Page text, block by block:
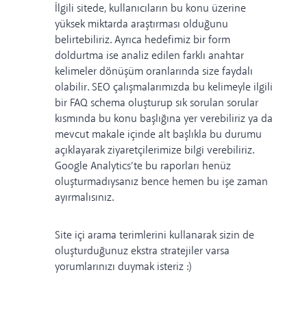
İlgili sitede, kullanıcıların bu konu üzerine
yüksek miktarda araştırması olduğunu
belirtebiliriz. Ayrıca hedefimiz bir form
doldurtma ise analiz edilen farklı anahtar
kelimeler dönüşüm oranlarında size faydalı
olabilir. SEO çalışmalarımızda bu kelimeyle ilgili
bir FAQ schema oluşturup sık sorulan sorular
kısmında bu konu başlığına yer verebiliriz ya da
mevcut makale içinde alt başlıkla bu durumu
açıklayarak ziyaretçilerimize bilgi verebiliriz.
Google Analytics’te bu raporları henüz
oluşturmadıysanız bence hemen bu işe zaman
ayırmalısınız.
Site içi arama terimlerini kullanarak sizin de
oluşturduğunuz ekstra stratejiler varsa
yorumlarınızı duymak isteriz :)